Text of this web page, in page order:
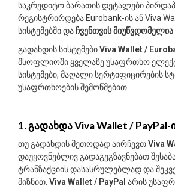
საკრედიტო ბარათის დეტალები
რეგისტრირდება Eurobank-ის ან Viva
სისტემებში და ჩვენთვის
გადახდის სისტემებიViva Wallet /
მსოფლიოში ყველაზე უსაფრთხო
სისტემები, მაღალი სერტიფიცირების
უსაფრთხოების შემოწმებით.
1. გადახდა Viva Wallet /
თუ გადახდის მეთოდად აირჩევთViva
დაუყოვნებლივ გადაგეგზავნებათ
ტრანზაქციის დასასრულებლად და
მიზნით. Viva Wallet / PayPal არის